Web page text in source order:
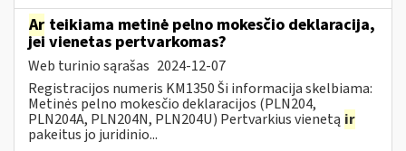
Ar teikiama metinė pelno mokesčio deklaracija,
jei vienetas pertvarkomas?
Web turinio sąrašas 2024-12-07
Registracijos numeris KM1350 Ši informacija skelbiama:
Metinės pelno mokesčio deklaracijos (PLN204,
PLN204A, PLN204N, PLN204U) Pertvarkius vienetą ir
pakeitus jo juridinio...